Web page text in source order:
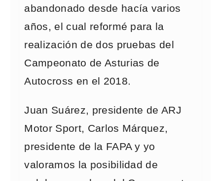
abandonado desde hacía varios
años, el cual reformé para la
realización de dos pruebas del
Campeonato de Asturias de
Autocross en el 2018.
Juan Suárez, presidente de ARJ
Motor Sport, Carlos Márquez,
presidente de la FAPA y yo
valoramos la posibilidad de